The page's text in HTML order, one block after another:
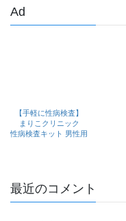
イ
Ad
【手軽に性病検査】
まりこクリニック
性病検査キット 男性用
最近のコメント